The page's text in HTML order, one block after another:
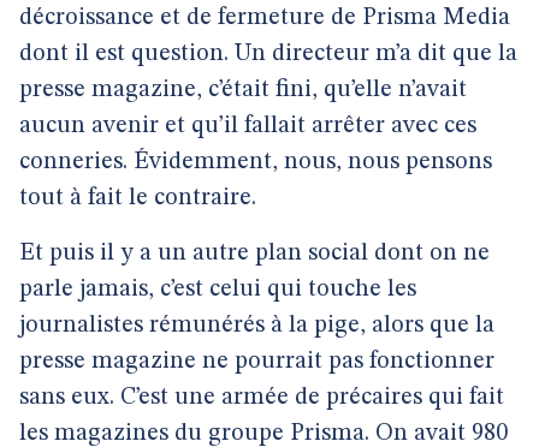
décroissance et de fermeture de Prisma Media
dont il est question. Un directeur m’a dit que la
presse magazine, c’était fini, qu’elle n’avait
aucun avenir et qu’il fallait arrêter avec ces
conneries. Évidemment, nous, nous pensons
tout à fait le contraire.
Et puis il y a un autre plan social dont on ne
parle jamais, c’est celui qui touche les
journalistes rémunérés à la pige, alors que la
presse magazine ne pourrait pas fonctionner
sans eux. C’est une armée de précaires qui fait
les magazines du groupe Prisma. On avait 980